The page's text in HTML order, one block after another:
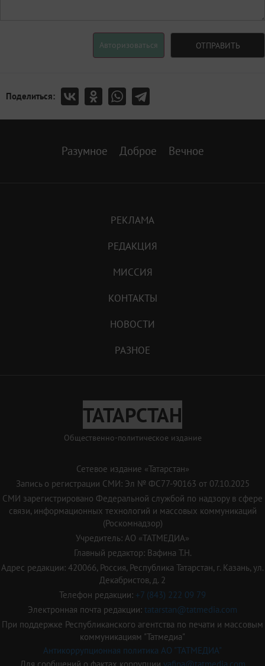
Авторизоваться ОТПРАВИТЬ
Поделиться:
Разумное Доброе Вечное
РЕКЛАМА
РЕДАКЦИЯ
МИССИЯ
КОНТАКТЫ
НОВОСТИ
РАЗНОЕ
ТАТАРСТАН
Общественно-политическое издание
Сетевое издание «Татарстан»
Запись о регистрации СМИ: Эл № ФС77-90163 от 07.10.2025
СМИ зарегистрировано Федеральной службой по надзору в сфере
связи, информационных технологий и массовых коммуникаций
(Роскомнадзор)
Учредитель: АО «ТАТМЕДИА»
Главный редактор: Вафина Т.Н.
Адрес редакции: 420066, Россия, Республика Татарстан, г. Казань, ул.
Декабристов, д. 2
Телефон редакции: +7 (843) 222 09 79
Электронная почта редакции: tatarstan@tatmedia.com
При поддержке Республиканского агентства по печати и массовым
коммуникациям "Татмедиа"
Антикоррупционная политика АО "ТАТМЕДИА"